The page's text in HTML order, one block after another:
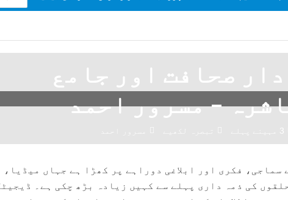
صحافت اور جامع
– مسرور احمد
3 مہینے پہلے مسرور احمد
سماجی، فکری اور ابلاغی دوراہے پر کھڑا ہے جہاں میڈیا،
کی ذمہ داری پہلے سے کہیں زیادہ بڑھ چکی ہے۔